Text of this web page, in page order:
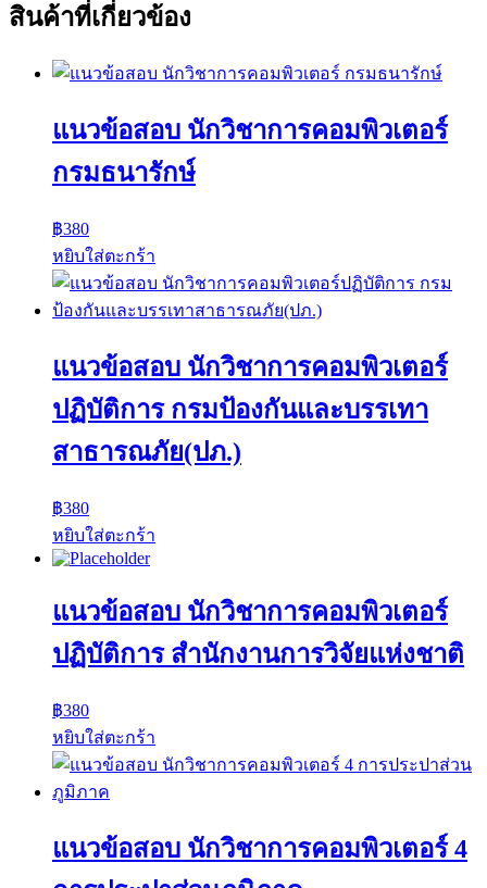
สินค้าที่เกี่ยวข้อง
แนวข้อสอบ นักวิชาการคอมพิวเตอร์
กรมธนารักษ์
฿380
หยิบใส่ตะกร้า
แนวข้อสอบ นักวิชาการคอมพิวเตอร์
ปฏิบัติการ กรมป้องกันและบรรเทา
สาธารณภัย(ปภ.)
฿380
หยิบใส่ตะกร้า
แนวข้อสอบ นักวิชาการคอมพิวเตอร์
ปฏิบัติการ สำนักงานการวิจัยแห่งชาติ
฿380
หยิบใส่ตะกร้า
แนวข้อสอบ นักวิชาการคอมพิวเตอร์ 4